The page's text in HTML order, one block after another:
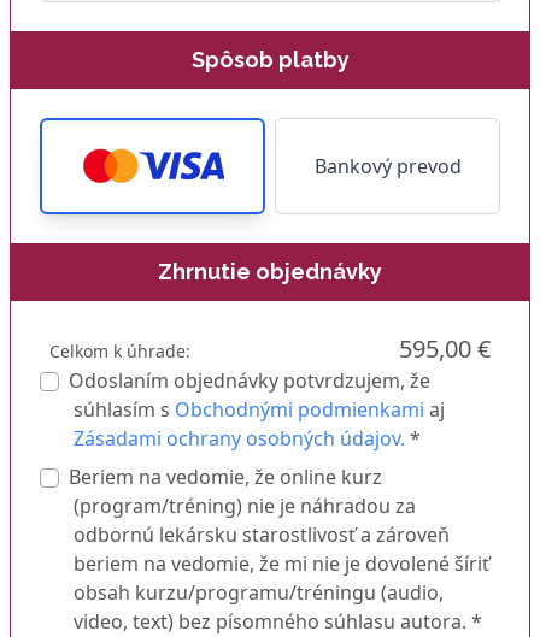
Spôsob platby
Bankový prevod
Zhrnutie objednávky
Celkom k úhrade: 595,00 €
Odoslaním objednávky potvrdzujem, že
súhlasím s Obchodnými podmienkami aj
Zásadami ochrany osobných údajov. *
Beriem na vedomie, že online kurz
(program/tréning) nie je náhradou za
odbornú lekársku starostlivosť a zároveň
beriem na vedomie, že mi nie je dovolené šíriť
obsah kurzu/programu/tréningu (audio,
video, text) bez písomného súhlasu autora. *